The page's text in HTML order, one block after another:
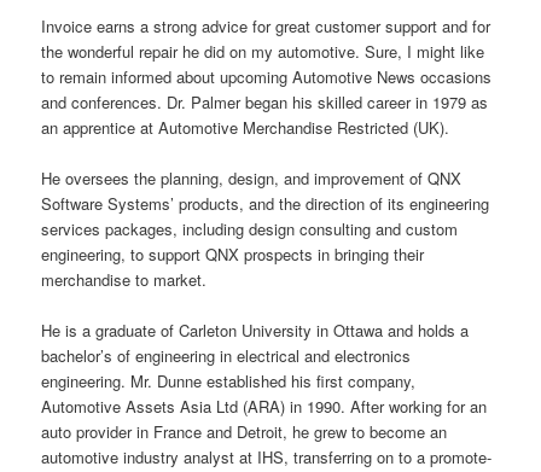
Invoice earns a strong advice for great customer support and for
the wonderful repair he did on my automotive. Sure, I might like
to remain informed about upcoming Automotive News occasions
and conferences. Dr. Palmer began his skilled career in 1979 as
an apprentice at Automotive Merchandise Restricted (UK).
He oversees the planning, design, and improvement of QNX
Software Systems’ products, and the direction of its engineering
services packages, including design consulting and custom
engineering, to support QNX prospects in bringing their
merchandise to market.
He is a graduate of Carleton University in Ottawa and holds a
bachelor’s of engineering in electrical and electronics
engineering. Mr. Dunne established his first company,
Automotive Assets Asia Ltd (ARA) in 1990. After working for an
auto provider in France and Detroit, he grew to become an
automotive industry analyst at IHS, transferring on to a promote-